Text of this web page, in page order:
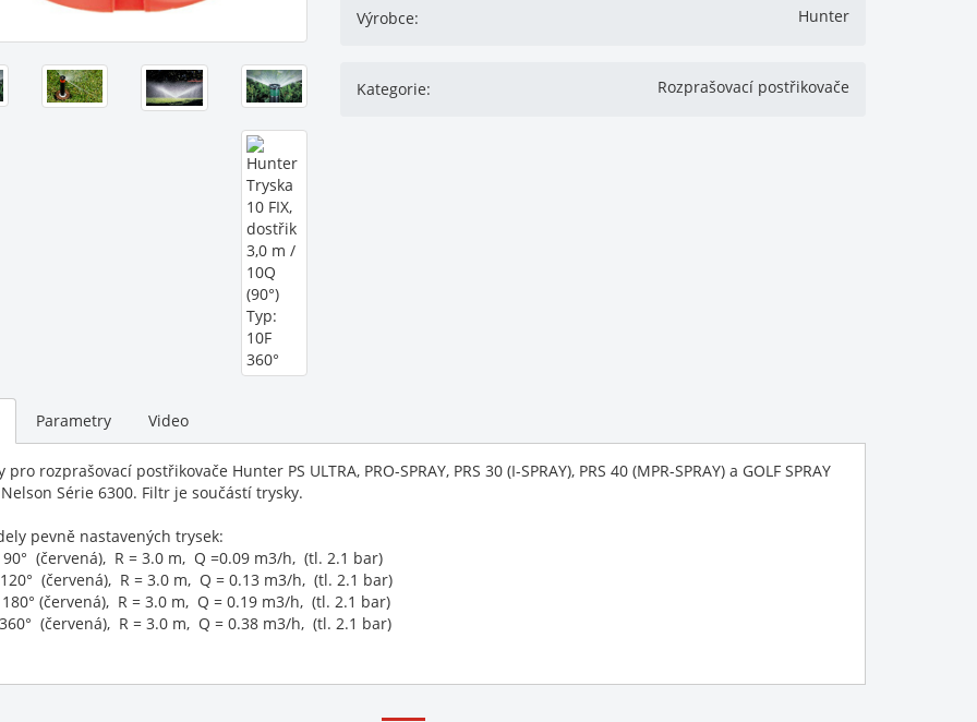
Výrobce: Hunter
Kategorie: Rozprašovací postřikovače
Parametry Video
pro rozprašovací postřikovače Hunter PS ULTRA, PRO-SPRAY, PRS 30 (I-SPRAY), PRS 40 (MPR-SPRAY) a GOLF SPRAY
Série 6300. Filtr je součástí trysky.
pevně nastavených trysek:
90° (červená), R = 3.0 m, Q =0.09 m3/h, (tl. 2.1 bar)
(červená), R = 3.0 m, Q = 0.13 m3/h, (tl. 2.1 bar)
(červená), R = 3.0 m, Q = 0.19 m3/h, (tl. 2.1 bar)
(červená), R = 3.0 m, Q = 0.38 m3/h, (tl. 2.1 bar)